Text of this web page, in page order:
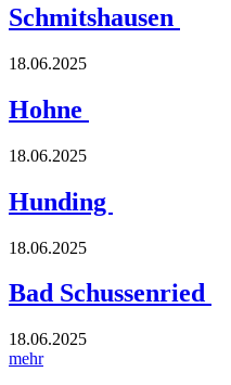
Schmitshausen
18.06.2025
Hohne
18.06.2025
Hunding
18.06.2025
Bad Schussenried
18.06.2025
mehr